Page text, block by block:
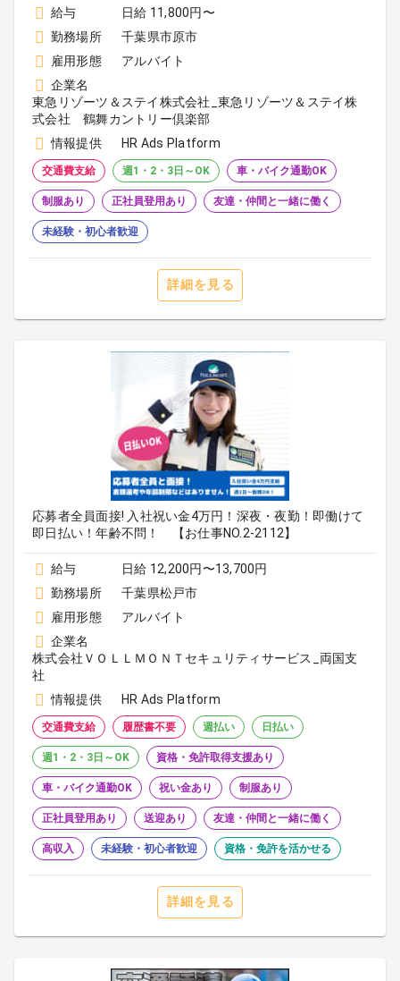
給与
日給 11,800円〜
勤務場所
千葉県市原市
雇用形態
アルバイト
企業名
東急リゾーツ＆ステイ株式会社_東急リゾーツ＆ステイ株
式会社 鶴舞カントリー倶楽部
情報提供
HR Ads Platform
交通費支給 週1・2・3日～OK 車・バイク通勤OK
制服あり 正社員登用あり 友達・仲間と一緒に働く
未経験・初心者歓迎
詳細を見る
応募者全員面接! 入社祝い金4万円！深夜・夜勤！即働けて
即日払い！年齢不問！ 【お仕事NO.2-2112】
給与
日給 12,200円〜13,700円
勤務場所
千葉県松戸市
雇用形態
アルバイト
企業名
株式会社ＶＯＬＬＭＯＮＴセキュリティサービス_両国支
社
情報提供
HR Ads Platform
交通費支給 履歴書不要 週払い 日払い
週1・2・3日～OK 資格・免許取得支援あり
車・バイク通勤OK 祝い金あり 制服あり
正社員登用あり 送迎あり 友達・仲間と一緒に働く
高収入 未経験・初心者歓迎 資格・免許を活かせる
詳細を見る